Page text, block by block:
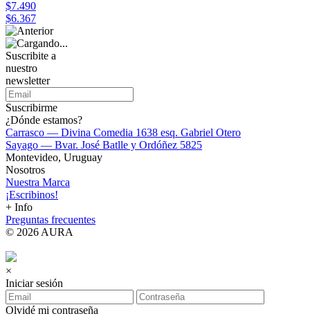
$7.490
$6.367
Suscribite a
nuestro
newsletter
Suscribirme
¿Dónde estamos?
Carrasco — Divina Comedia 1638 esq. Gabriel Otero
Sayago — Bvar. José Batlle y Ordóñez 5825
Montevideo, Uruguay
Nosotros
Nuestra Marca
¡Escribinos!
+ Info
Preguntas frecuentes
© 2026 AURA
×
Iniciar sesión
Olvidé mi contraseña